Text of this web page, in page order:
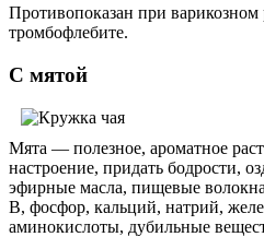
Противопоказан при
тромбофлебите.
С мятой
Мята — полезное, ароматное
настроение, придать бодрости,
эфирные масла, пищевые
В, фосфор, кальций, натрий,
аминокислоты, дубильные